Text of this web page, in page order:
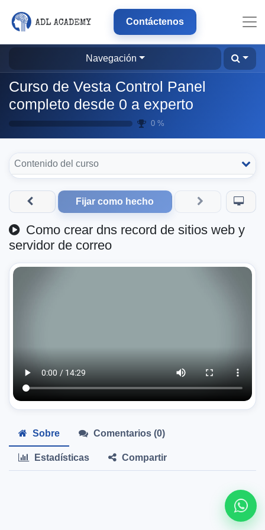
Contáctenos
Navegación
Curso de Vesta Control Panel
completo desde 0 a experto
0 %
Contenido del curso
Como crear dns record de sitios web y
servidor de correo
Fijar como hecho
Sobre Comentarios (0)
Estadísticas Compartir